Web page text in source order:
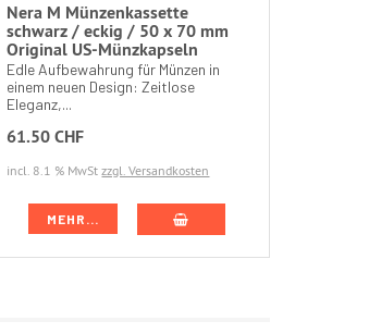
Nera M Münzenkassette
schwarz / eckig / 50 x 70 mm
Original US-Münzkapseln
Edle Aufbewahrung für Münzen in
einem neuen Design: Zeitlose
Eleganz,...
61.50 CHF
incl. 8.1 % MwStzzgl. Versandkosten
MEHR...